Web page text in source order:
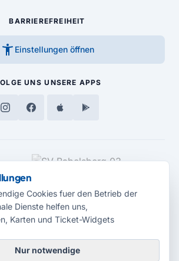
BARRIEREFREIHEIT
accessibility_new Einstellungen öffnen
UNS UNSERE APPS
Cookies fuer den Betrieb der
Dienste helfen uns,
Karten und Ticket-Widgets
Nur notwendige